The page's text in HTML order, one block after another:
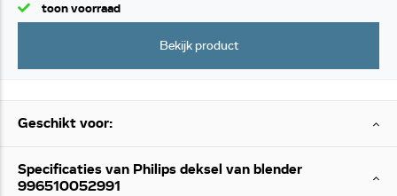
toon voorraad
Bekijk product
Geschikt voor:
Specificaties van Philips deksel van blender
996510052991